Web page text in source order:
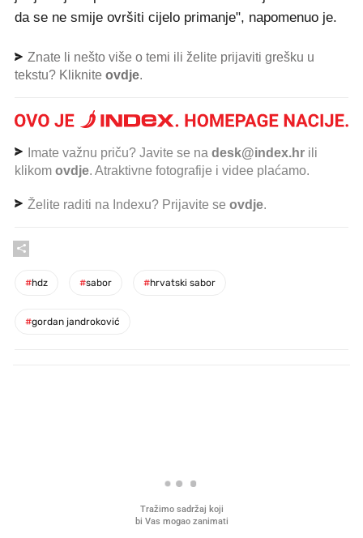
da se ne smije ovršiti cijelo primanje", napomenuo je.
Znate li nešto više o temi ili želite prijaviti grešku u
tekstu? Kliknite ovdje.
Imate važnu priču? Javite se na desk@index.hr ili
klikom ovdje. Atraktivne fotografije i videe plaćamo.
Želite raditi na Indexu? Prijavite se ovdje.
#hdz #sabor #hrvatski sabor
#gordan jandroković